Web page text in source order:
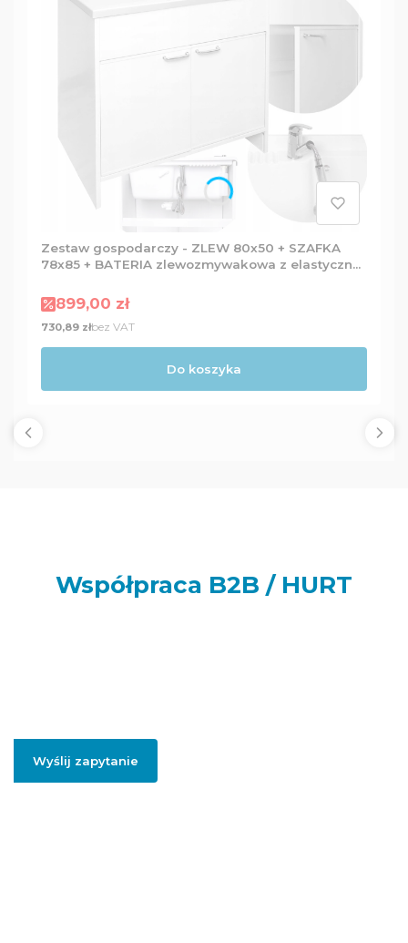
Zestaw gospodarczy - ZLEW 80x50 + SZAFKA
78x85 + BATERIA zlewozmywakowa z elastyczną
Cena promocyjna
899,00 zł
Cena
730,89 złbez VAT
Do koszyka
Współpraca B2B / HURT
Wyślij zapytanie